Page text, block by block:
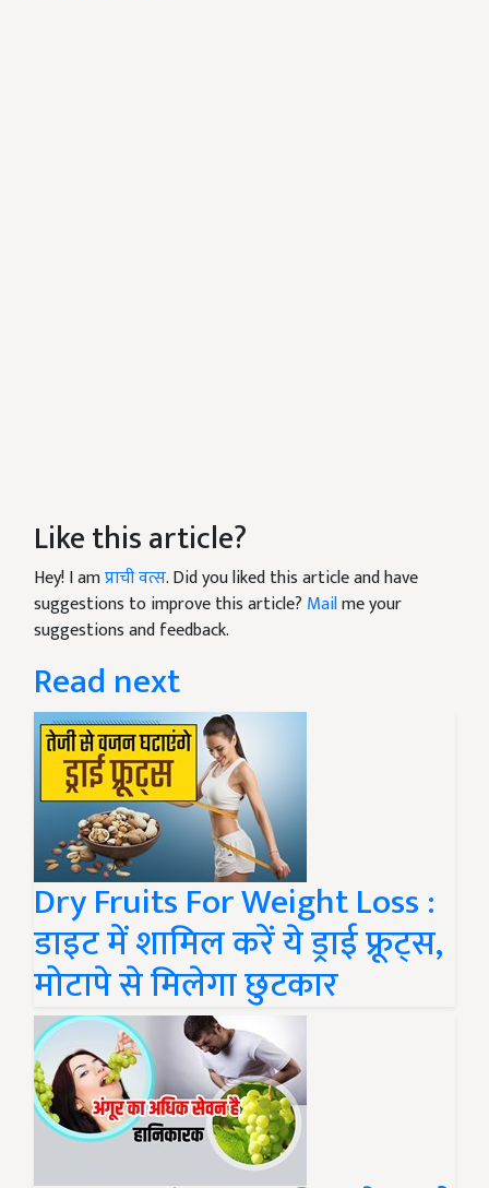
Like this article?
Hey! I amप्राची वत्स. Did you liked this article and have
suggestions to improve this article? Mailme your
suggestions and feedback.
Read next
Dry Fruits For Weight Loss :
डाइट में शामिल करें ये ड्राई फ्रूट्स,
मोटापे से मिलेगा छुटकार